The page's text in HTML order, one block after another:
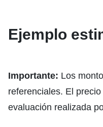
Ejemplo
Importante: Los
referenciales. El
evaluación realizada